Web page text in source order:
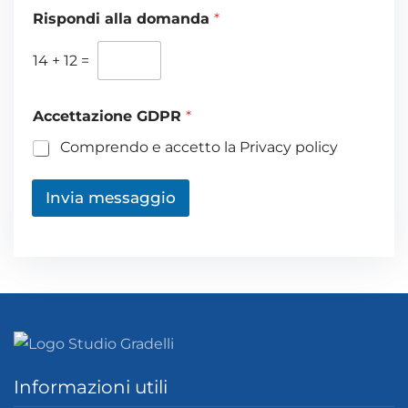
o
Rispondi alla domanda *
14 + 12 =
Accettazione GDPR *
Comprendo e accetto la Privacy policy
Invia messaggio
Informazioni utili